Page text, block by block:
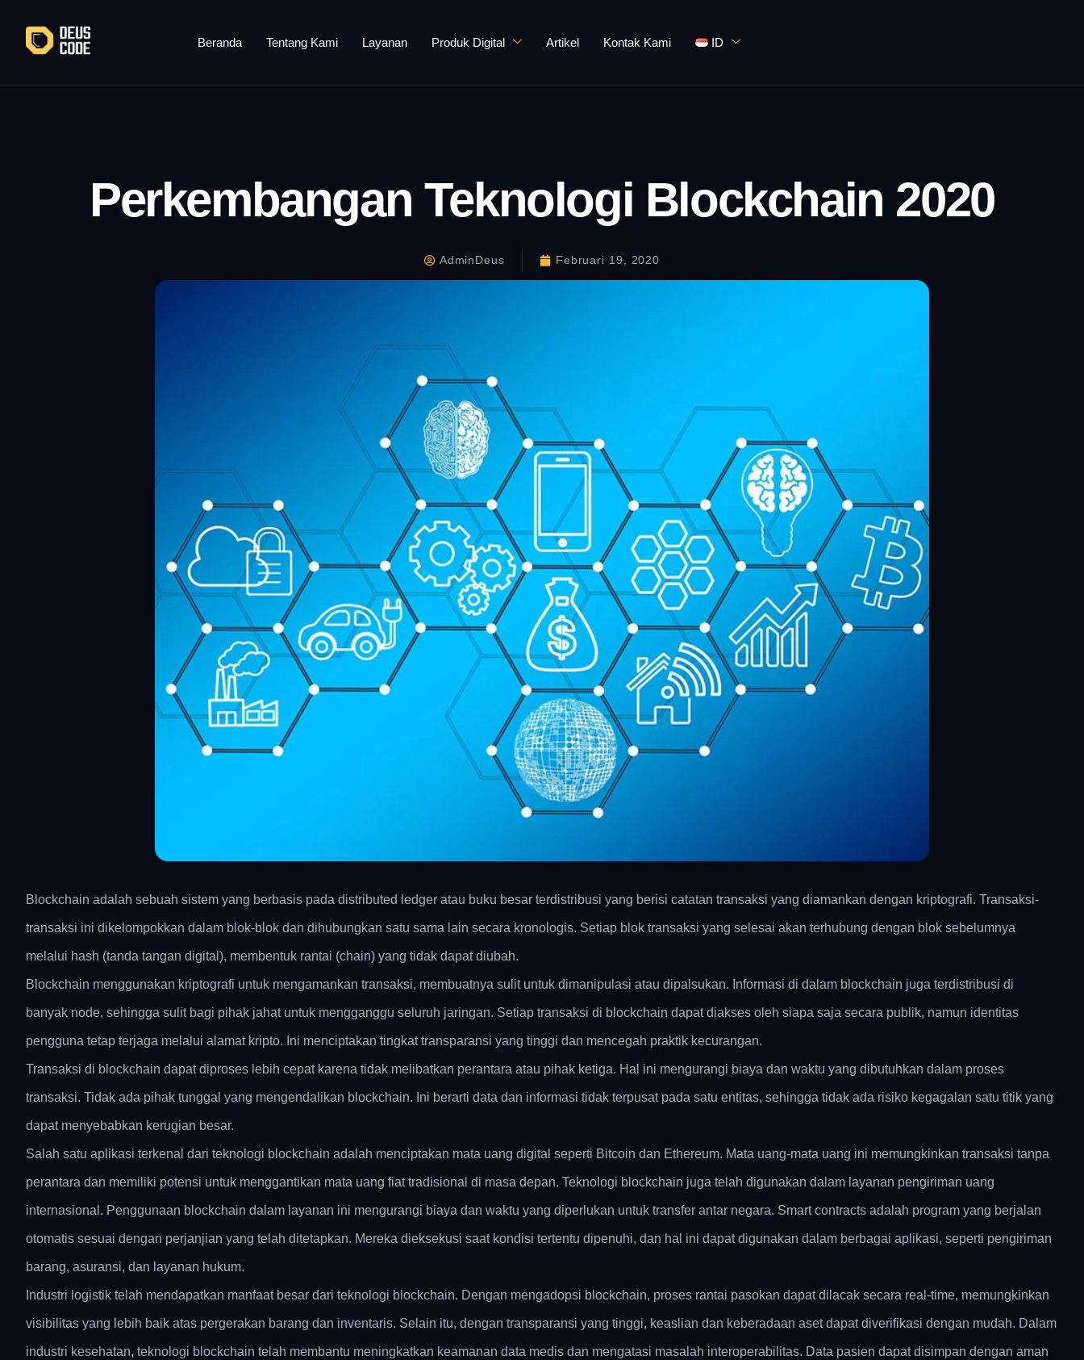
konten
Beranda Tentang Kami Layanan Produk Digital Artikel Kontak Kami ID
Perkembangan Teknologi Blockchain 2020
AdminDeus Februari 19, 2020
Blockchain adalah sebuah sistem yang berbasis pada distributed ledger atau buku besar terdistribusi yang berisi catatan transaksi yang diamankan dengan kriptografi. Transaksi-
transaksi ini dikelompokkan dalam blok-blok dan dihubungkan satu sama lain secara kronologis. Setiap blok transaksi yang selesai akan terhubung dengan blok sebelumnya
melalui hash (tanda tangan digital), membentuk rantai (chain) yang tidak dapat diubah.
Blockchain menggunakan kriptografi untuk mengamankan transaksi, membuatnya sulit untuk dimanipulasi atau dipalsukan. Informasi di dalam blockchain juga terdistribusi di
banyak node, sehingga sulit bagi pihak jahat untuk mengganggu seluruh jaringan. Setiap transaksi di blockchain dapat diakses oleh siapa saja secara publik, namun identitas
pengguna tetap terjaga melalui alamat kripto. Ini menciptakan tingkat transparansi yang tinggi dan mencegah praktik kecurangan.
Transaksi di blockchain dapat diproses lebih cepat karena tidak melibatkan perantara atau pihak ketiga. Hal ini mengurangi biaya dan waktu yang dibutuhkan dalam proses
transaksi. Tidak ada pihak tunggal yang mengendalikan blockchain. Ini berarti data dan informasi tidak terpusat pada satu entitas, sehingga tidak ada risiko kegagalan satu titik yang
dapat menyebabkan kerugian besar.
Salah satu aplikasi terkenal dari teknologi blockchain adalah menciptakan mata uang digital seperti Bitcoin dan Ethereum. Mata uang-mata uang ini memungkinkan transaksi tanpa
perantara dan memiliki potensi untuk menggantikan mata uang fiat tradisional di masa depan. Teknologi blockchain juga telah digunakan dalam layanan pengiriman uang
internasional. Penggunaan blockchain dalam layanan ini mengurangi biaya dan waktu yang diperlukan untuk transfer antar negara. Smart contracts adalah program yang berjalan
otomatis sesuai dengan perjanjian yang telah ditetapkan. Mereka dieksekusi saat kondisi tertentu dipenuhi, dan hal ini dapat digunakan dalam berbagai aplikasi, seperti pengiriman
barang, asuransi, dan layanan hukum.
Industri logistik telah mendapatkan manfaat besar dari teknologi blockchain. Dengan mengadopsi blockchain, proses rantai pasokan dapat dilacak secara real-time, memungkinkan
visibilitas yang lebih baik atas pergerakan barang dan inventaris. Selain itu, dengan transparansi yang tinggi, keaslian dan keberadaan aset dapat diverifikasi dengan mudah. Dalam
industri kesehatan, teknologi blockchain telah membantu meningkatkan keamanan data medis dan mengatasi masalah interoperabilitas. Data pasien dapat disimpan dengan aman